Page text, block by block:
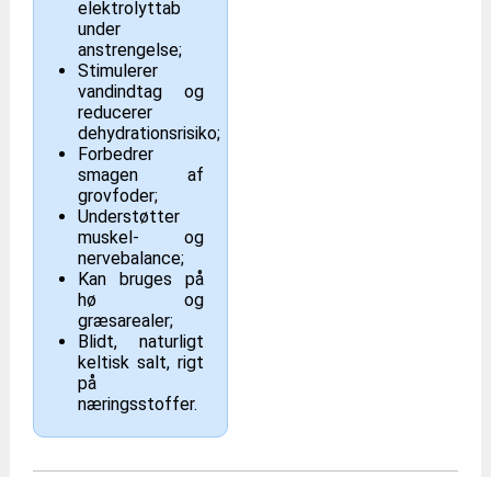
elektrolyttab
under
anstrengelse;
Stimulerer
vandindtag og
reducerer
dehydrationsrisiko;
Forbedrer
smagen af
grovfoder;
Understøtter
muskel- og
nervebalance;
Kan bruges på
hø og
græsarealer;
Blidt, naturligt
keltisk salt, rigt
på
næringsstoffer.